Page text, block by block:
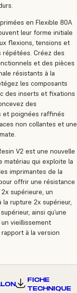
en Flexible 80A
leur forme initiale
flexions, tensions et
répétées. Créez des
et des pièces
résistants à la
les composants
des inserts et fixations
des
et poignées raffinés
non collantes et une
V2 est une nouvelle
matériau qui exploite la
imprimantes de la
offrir une résistance
supérieure, un
la rupture 2x supérieur,
ainsi qu’une
vieillissement
à la version
FICHE
TECHNIQUE